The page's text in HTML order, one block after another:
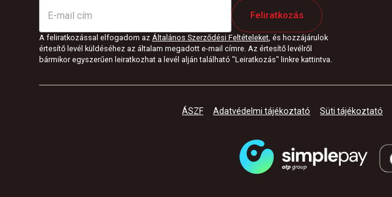
Feliratkozás
A feliratkozással elfogadom az Általános Szerződési Feltételeket, és hozzájárulok
értesítő levél küldéséhez az általam megadott e-mail címre. Az értesítő levélről
bármikor egyszerűen leiratkozhat a levél alján található "Leiratkozás" linkre kattintva.
ÁSZF Adatvédelmi tájékoztató Süti tájékoztató